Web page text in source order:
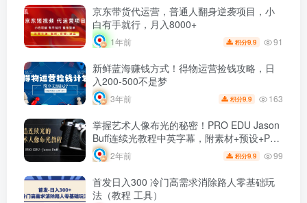
京东带货代运营，普通人翻身逆袭项目，小
白有手就行，月入8000+
1年前 积分9.9 91
新鲜蓝海赚钱方式！得物运营捡钱攻略，日
入200-500不是梦
3年前 积分9.9 163
掌握艺术人像布光的秘密！PRO EDU Jason
Buff连续光教程中英字幕，附素材+预设+PSD
文件2年前 积分9.9 99
首发日入300 冷门高需求消除路人零基础玩
法（教程 工具）